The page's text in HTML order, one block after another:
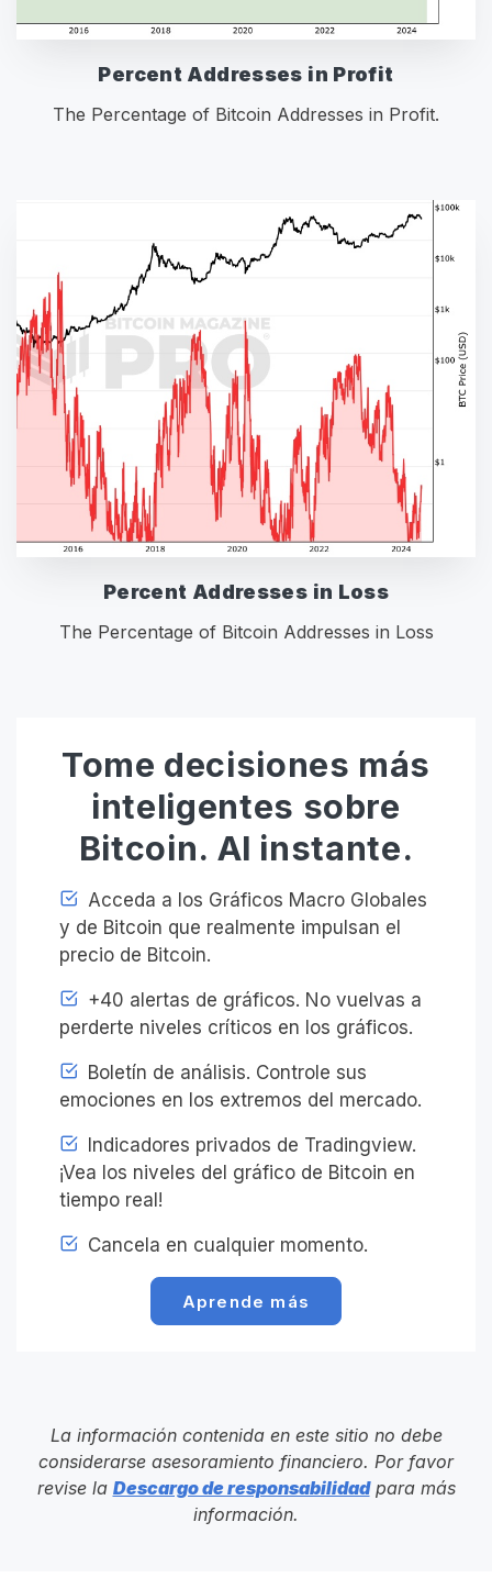
Percent Addresses in Profit
The Percentage of Bitcoin Addresses in Profit.
Percent Addresses in Loss
The Percentage of Bitcoin Addresses in Loss
Tome decisiones más
inteligentes sobre
Bitcoin. Al instante.
Acceda a los Gráficos Macro Globales
y de Bitcoin que realmente impulsan el
precio de Bitcoin.
+40 alertas de gráficos. No vuelvas a
perderte niveles críticos en los gráficos.
Boletín de análisis. Controle sus
emociones en los extremos del mercado.
Indicadores privados de Tradingview.
¡Vea los niveles del gráfico de Bitcoin en
tiempo real!
Cancela en cualquier momento.
Aprende más
La información contenida en este sitio no debe
considerarse asesoramiento financiero. Por favor
revise la Descargo de responsabilidadpara más
información.